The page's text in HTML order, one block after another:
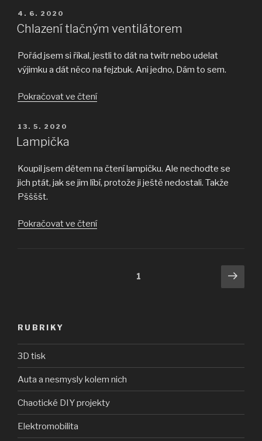
kompresor“
PUBLIKOVÁNO
4. 6. 2020
Chlazení tlačným ventilátorem
Pořád jsem si říkal, jestli to dát na twitr nebo udelat
výjimku a dát něco na fejzbuk. Ani jedno, Dám to sem.
Pokračovat ve čtení„Chlazení
PUBLIKOVÁNO
13. 5. 2020
Lampička
Koupil jsem dětem na čtení lampičku. Ale nechodte se
jich ptát, jak se jim líbí, protože ji ještě nedostali. Takže
Pššššt.
Pokračovat ve čtení„Lampička“
1
Další
RUBRIKY
3D tisk
Auta a nesmysly kolem nich
Chaotické DIY projekty
Elektromobilita